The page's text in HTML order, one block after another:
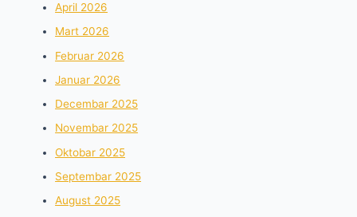
April 2026
Mart 2026
Februar 2026
Januar 2026
Decembar 2025
Novembar 2025
Oktobar 2025
Septembar 2025
August 2025